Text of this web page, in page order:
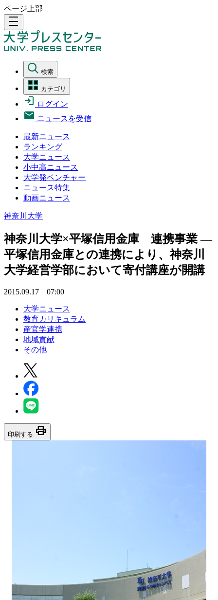
ページ上部
density_medium
検索
カテゴリ
ログイン
ニュースを受信
最新ニュース
ランキング
大学ニュース
小中高ニュース
大学発ベンチャー
ニュース特集
動画ニュース
神奈川大学
神奈川大学×平塚信用金庫 連携事業 —
平塚信用金庫との連携により、神奈川
大学経営学部において寄付講座が開講
2015.09.17 07:00
大学ニュース
教育カリキュラム
産官学連携
地域貢献
その他
印刷する print